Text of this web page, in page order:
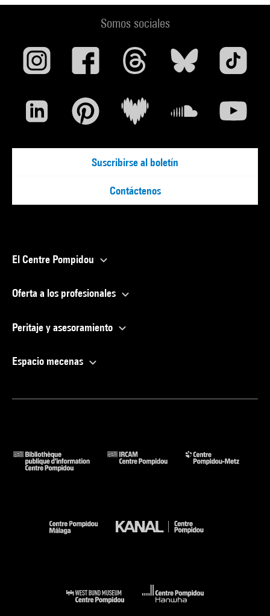
Somos sociales
Suscribirse al boletín
Contáctenos
El Centre Pompidou
Oferta a los profesionales
Peritaje y asesoramiento
Espacio mecenas